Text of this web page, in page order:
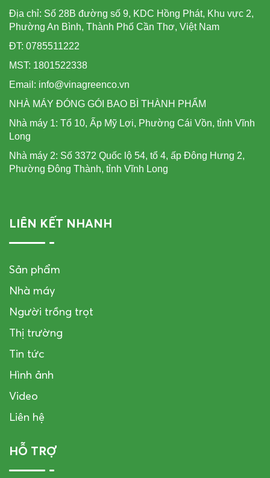
Địa chỉ: Số 28B đường số 9, KDC Hồng Phát, Khu vực 2,
Phường An Bình, Thành Phố Cần Thơ, Việt Nam
ĐT: 0785511222
MST: 1801522338
Email: info@vinagreenco.vn
NHÀ MÁY ĐÓNG GÓI BAO BÌ THÀNH PHẨM
Nhà máy 1: Tổ 10, Ấp Mỹ Lợi, Phường Cái Vồn, tỉnh Vĩnh
Long
Nhà máy 2: Số 3372 Quốc lộ 54, tổ 4, ấp Đông Hưng 2,
Phường Đông Thành, tỉnh Vĩnh Long
LIÊN KẾT NHANH
Sản phẩm
Nhà máy
Người trồng trọt
Thị trường
Tin tức
Hình ảnh
Video
Liên hệ
HỖ TRỢ